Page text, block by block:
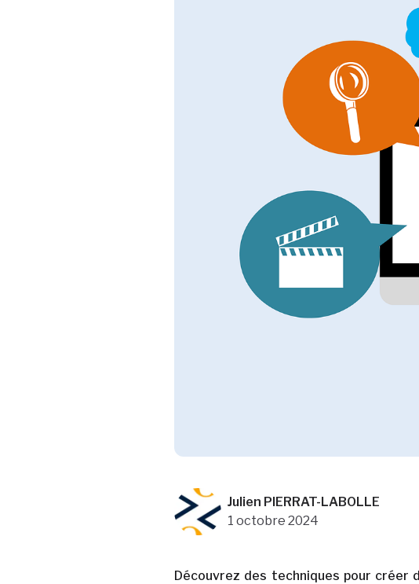
Julien PIERRAT-LABOLLE
1 octobre 2024
Découvrez des techniques pour